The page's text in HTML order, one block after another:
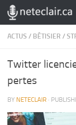
Skip to content
ACTUS / BÊTISIER /
Twitter
pertes
BY NETECLAIR ·